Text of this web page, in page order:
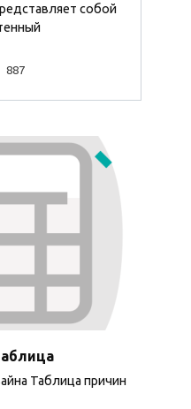
собой
887
Таблица причин